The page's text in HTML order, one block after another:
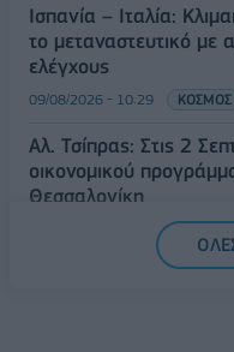
Ισπανία – Ιταλία:
το μεταναστευτικό με
ελέγχους
09/08/2026 - 10:29 ΚΟΣΜΟΣ
Αλ. Τσίπρας: Στις 2
οικονομικού
Θεσσαλονίκη
Κορυφώνεται η